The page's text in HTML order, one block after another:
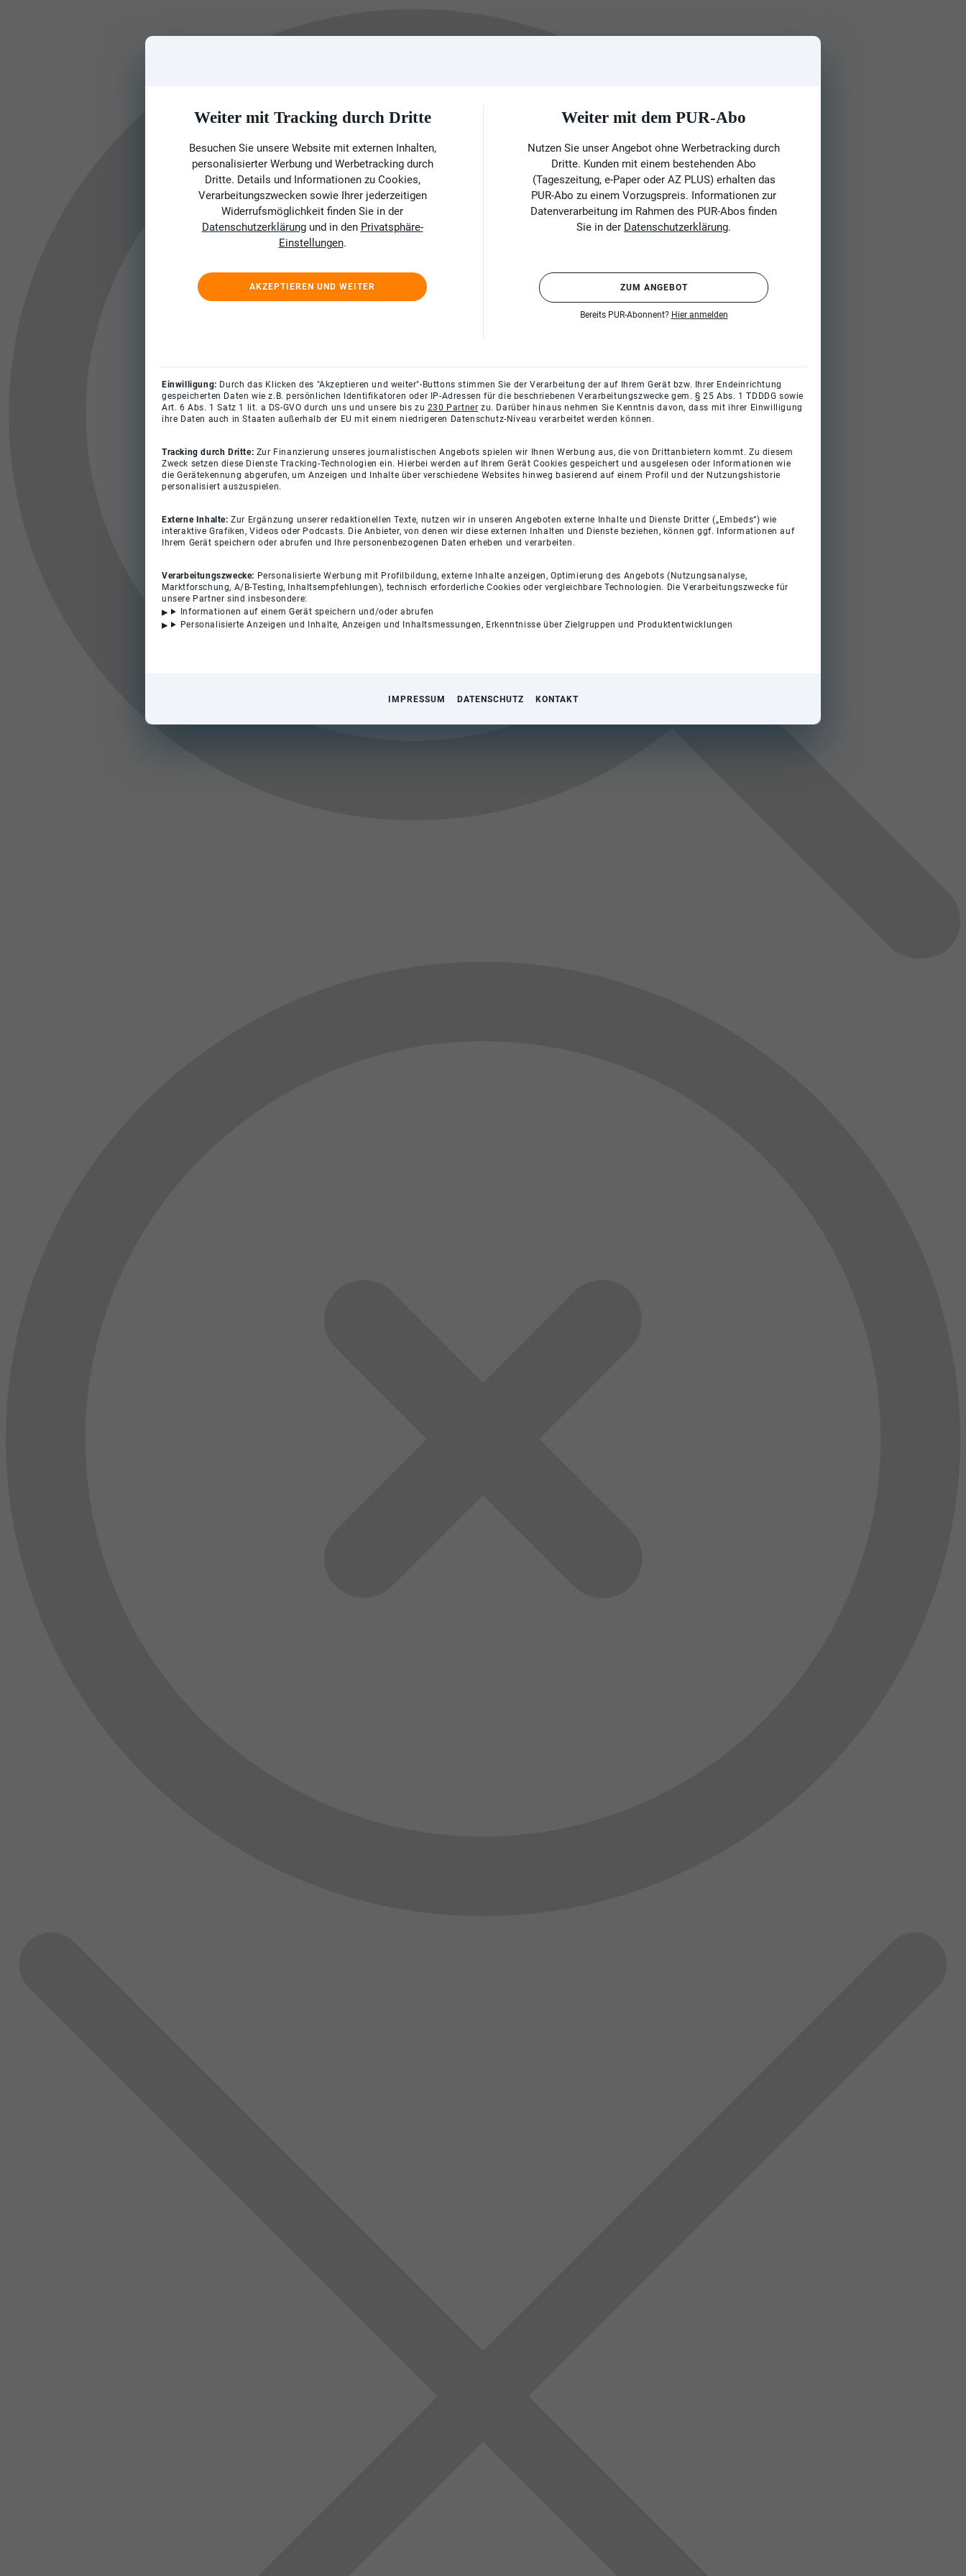
Weiter mit Tracking durch Dritte
Besuchen Sie unsere Website mit externen Inhalten,
personalisierter Werbung und Werbetracking durch
Dritte. Details und Informationen zu Cookies,
Verarbeitungszwecken sowie Ihrer jederzeitigen
Widerrufsmöglichkeit finden Sie in der
Datenschutzerklärungund in den Privatsphäre-
Einstellungen.
AKZEPTIEREN UND WEITER
Weiter mit dem PUR-Abo
Nutzen Sie unser Angebot ohne Werbetracking durch
Dritte. Kunden mit einem bestehenden Abo
(Tageszeitung, e-Paper oder AZ PLUS) erhalten das
PUR-Abo zu einem Vorzugspreis. Informationen zur
Datenverarbeitung im Rahmen des PUR-Abos finden
Sie in der Datenschutzerklärung.
ZUM ANGEBOT
Bereits PUR-Abonnent? Hier anmelden
Einwilligung: Durch das Klicken des "Akzeptieren und weiter"-Buttons stimmen Sie der Verarbeitung der auf Ihrem Gerät bzw. Ihrer Endeinrichtung
gespeicherten Daten wie z.B. persönlichen Identifikatoren oder IP-Adressen für die beschriebenen Verarbeitungszwecke gem. § 25 Abs. 1 TDDDG sowie
Art. 6 Abs. 1 Satz 1 lit. a DS-GVO durch uns und unsere bis zu 230 Partner zu. Darüber hinaus nehmen Sie Kenntnis davon, dass mit ihrer Einwilligung
ihre Daten auch in Staaten außerhalb der EU mit einem niedrigeren Datenschutz-Niveau verarbeitet werden können.
Tracking durch Dritte: Zur Finanzierung unseres journalistischen Angebots spielen wir Ihnen Werbung aus, die von Drittanbietern kommt. Zu diesem
Zweck setzen diese Dienste Tracking-Technologien ein. Hierbei werden auf Ihrem Gerät Cookies gespeichert und ausgelesen oder Informationen wie
die Gerätekennung abgerufen, um Anzeigen und Inhalte über verschiedene Websites hinweg basierend auf einem Profil und der Nutzungshistorie
personalisiert auszuspielen.
Externe Inhalte:Zur Ergänzung unserer redaktionellen Texte, nutzen wir in unseren Angeboten externe Inhalte und Dienste Dritter („Embeds“) wie
interaktive Grafiken, Videos oder Podcasts. Die Anbieter, von denen wir diese externen Inhalten und Dienste beziehen, können ggf. Informationen auf
Ihrem Gerät speichern oder abrufen und Ihre personenbezogenen Daten erheben und verarbeiten.
Verarbeitungszwecke: Personalisierte Werbung mit Profilbildung, externe Inhalte anzeigen, Optimierung des Angebots (Nutzungsanalyse,
Marktforschung, A/B-Testing, Inhaltsempfehlungen), technisch erforderliche Cookies oder vergleichbare Technologien. Die Verarbeitungszwecke für
unsere Partner sind insbesondere:
Informationen auf einem Gerät speichern und/oder abrufen
Personalisierte Anzeigen und Inhalte, Anzeigen und Inhaltsmessungen, Erkenntnisse über Zielgruppen und Produktentwicklungen
IMPRESSUM DATENSCHUTZ KONTAKT